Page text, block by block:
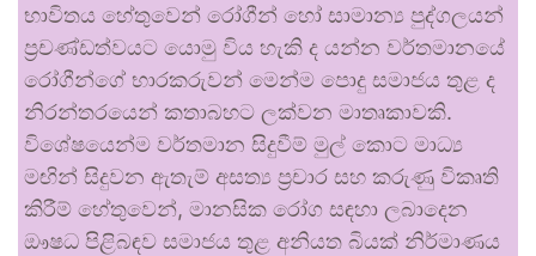
භාවිතය හේතුවෙන් රෝගීන් හෝ සාමාන්‍ය පුද්ගලයන්
ප්‍රචණ්ඩත්වයට යොමු විය හැකි ද යන්න වර්තමානයේ
රෝගීන්ගේ භාරකරුවන් මෙන්ම පොදු සමාජය තුළ ද
නිරන්තරයෙන් කතාබහට ලක්වන මාතෘකාවකි.
විශේෂයෙන්ම වර්තමාන සිදුවීම් මුල් කොට මාධ්‍ය
මඟින් සිදුවන ඇතැම් අසත්‍ය ප්‍රචාර සහ කරුණු විකෘති
කිරීම් හේතුවෙන්, මානසික රෝග සඳහා ලබාදෙන
ඖෂධ පිළිබඳව සමාජය තුළ අනියත බියක් නිර්මාණය